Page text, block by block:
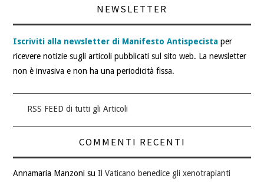
NEWSLETTER
Iscriviti alla newsletter di Manifesto Antispecista per
ricevere notizie sugli articoli pubblicati sul sito web. La newsletter
non è invasiva e non ha una periodicità fissa.
RSS FEED di tutti gli Articoli
COMMENTI RECENTI
Annamaria Manzoni suIl Vaticano benedice gli xenotrapianti